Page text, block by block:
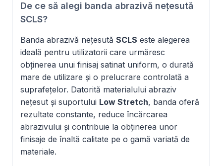
De ce să alegi banda abrazivă nețesută
SCLS?
Banda abrazivă nețesută SCLS este alegerea
ideală pentru utilizatorii care urmăresc
obținerea unui finisaj satinat uniform, o durată
mare de utilizare și o prelucrare controlată a
suprafețelor. Datorită materialului abraziv
nețesut și suportului Low Stretch, banda oferă
rezultate constante, reduce încărcarea
abrazivului și contribuie la obținerea unor
finisaje de înaltă calitate pe o gamă variată de
materiale.